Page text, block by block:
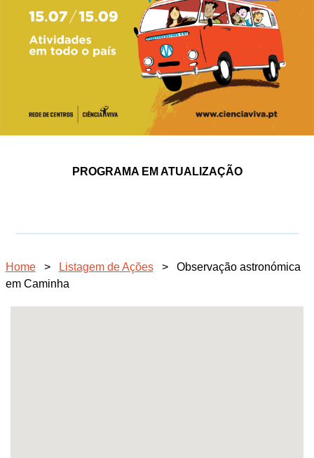
PROGRAMA EM ATUALIZAÇÃO
Home > Listagem de Ações >
Observação astronómica
em Caminha